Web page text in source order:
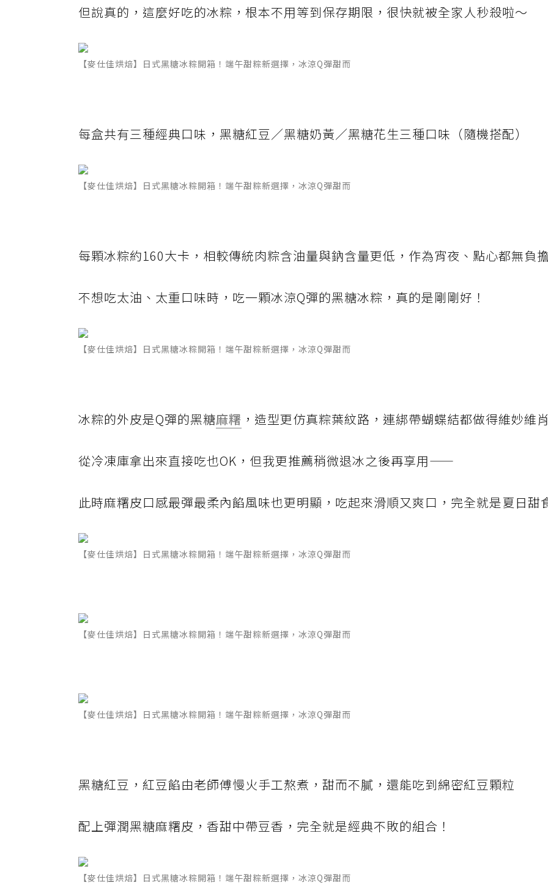
但說真的，這麼好吃的冰粽，根本不用等到保存期限，很快就被全家人秒殺啦～
【麥仕佳烘焙】日式黑糖冰粽開箱！端午甜粽新選擇，冰涼Q彈甜而
每盒共有三種經典口味，黑糖紅豆／黑糖奶黃／黑糖花生三種口味（隨機搭配）
【麥仕佳烘焙】日式黑糖冰粽開箱！端午甜粽新選擇，冰涼Q彈甜而
每顆冰粽約160大卡，相較傳統肉粽含油量與鈉含量更低，作為宵夜、點心都無負
不想吃太油、太重口味時，吃一顆冰涼Q彈的黑糖冰粽，真的是剛剛好！
【麥仕佳烘焙】日式黑糖冰粽開箱！端午甜粽新選擇，冰涼Q彈甜而
冰粽的外皮是Q彈的黑糖麻糬 ，造型更仿真粽葉紋路，連綁帶蝴蝶結都做得維妙維
從冷凍庫拿出來直接吃也OK，但我更推薦稍微退冰之後再享用——
此時麻糬皮口感最彈最柔內餡風味也更明顯，吃起來滑順又爽口，完全就是夏日甜
【麥仕佳烘焙】日式黑糖冰粽開箱！端午甜粽新選擇，冰涼Q彈甜而
【麥仕佳烘焙】日式黑糖冰粽開箱！端午甜粽新選擇，冰涼Q彈甜而
【麥仕佳烘焙】日式黑糖冰粽開箱！端午甜粽新選擇，冰涼Q彈甜而
黑糖紅豆，紅豆餡由老師傅慢火手工熬煮，甜而不膩，還能吃到綿密紅豆顆粒
配上彈潤黑糖麻糬皮，香甜中帶豆香，完全就是經典不敗的組合！
【麥仕佳烘焙】日式黑糖冰粽開箱！端午甜粽新選擇，冰涼Q彈甜而